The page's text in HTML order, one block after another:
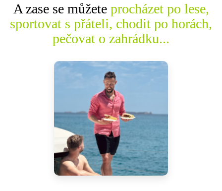
A zase se můžete procházet po lese,
sportovat s přáteli, chodit po horách,
pečovat o zahrádku...